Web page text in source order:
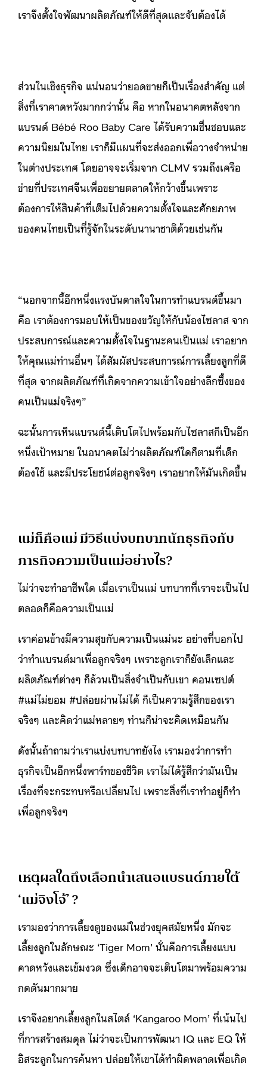
เราจึงตั้งใจพัฒนาผลิตภัณฑ์ให้ดีที่สุดและจับต้องได้
ส่วนในเชิงธุรกิจ แน่นอนว่ายอดขายก็เป็นเรื่องสำคัญ แต่
สิ่งที่เราคาดหวังมากกว่านั้น คือ หากในอนาคตหลังจาก
แบรนด์ Bébé Roo Baby Care ได้รับความชื่นชอบและ
ความนิยมในไทย เราก็มีแผนที่จะส่งออกเพื่อวางจำหน่าย
ในต่างประเทศ โดยอาจจะเริ่มจาก CLMV รวมถึงเครือ
ข่ายที่ประเทศจีนเพื่อขยายตลาดให้กว้างขึ้นเพราะ
ต้องการให้สินค้าที่เต็มไปด้วยความตั้งใจและศักยภาพ
ของคนไทยเป็นที่รู้จักในระดับนานาชาติด้วยเช่นกัน
“นอกจากนี้อีกหนึ่งแรงบันดาลใจในการทำแบรนด์ขึ้นมา
คือ เราต้องการมอบให้เป็นของขวัญให้กับน้องไซลาส จาก
ประสบการณ์และความตั้งใจในฐานะคนเป็นแม่ เราอยาก
ให้คุณแม่ท่านอื่นๆ ได้สัมผัสประสบการณ์การเลี้ยงลูกที่ดี
ที่สุด จากผลิตภัณฑ์ที่เกิดจากความเข้าใจอย่างลึกซึ้งของ
คนเป็นแม่จริงๆ”
ฉะนั้นการเห็นแบรนด์นี้เติบโตไปพร้อมกับไซลาสก็เป็นอีก
หนึ่งเป้าหมาย ในอนาคตไม่ว่าผลิตภัณฑ์ใดก็ตามที่เด็ก
ต้องใช้ และมีประโยชน์ต่อลูกจริงๆ เราอยากให้มันเกิดขึ้น
แม่ก็คือแม่ มีวิธีแบ่งบทบาทนักธุรกิจกับ
ภารกิจความเป็นแม่อย่างไร?
ไม่ว่าจะทำอาชีพใด เมื่อเราเป็นแม่ บทบาทที่เราจะเป็นไป
ตลอดก็คือความเป็นแม่
เราค่อนข้างมีความสุขกับความเป็นแม่นะ อย่างที่บอกไป
ว่าทำแบรนด์มาเพื่อลูกจริงๆ เพราะลูกเราก็ยังเล็กและ
ผลิตภัณฑ์ต่างๆ ก็ล้วนเป็นสิ่งจำเป็นกับเขา คอนเซปต์
#แม่ไม่ยอม #ปล่อยผ่านไม่ได้ ก็เป็นความรู้สึกของเรา
จริงๆ และคิดว่าแม่หลายๆ ท่านก็น่าจะคิดเหมือนกัน
ดังนั้นถ้าถามว่าเราแบ่งบทบาทยังไง เรามองว่าการทำ
ธุรกิจเป็นอีกหนึ่งพาร์ทของชีวิต เราไม่ได้รู้สึกว่ามันเป็น
เรื่องที่จะกระทบหรือเปลี่ยนไป เพราะสิ่งที่เราทำอยู่ก็ทำ
เพื่อลูกจริงๆ
เหตุผลใดถึงเลือกนำเสนอแบรนด์ภายใต้
‘แม่จิงโจ้’ ?
เรามองว่าการเลี้ยงดูของแม่ในช่วงยุคสมัยหนึ่ง มักจะ
เลี้ยงลูกในลักษณะ ‘Tiger Mom’ นั่นคือการเลี้ยงแบบ
คาดหวังและเข้มงวด ซึ่งเด็กอาจจะเติบโตมาพร้อมความ
กดดันมากมาย
เราจึงอยากเลี้ยงลูกในสไตล์ ‘Kangaroo Mom’ ที่เน้นไป
ที่การสร้างสมดุล ไม่ว่าจะเป็นการพัฒนา IQ และ EQ ให้
อิสระลูกในการค้นหา ปล่อยให้เขาได้ทำผิดพลาดเพื่อเกิด